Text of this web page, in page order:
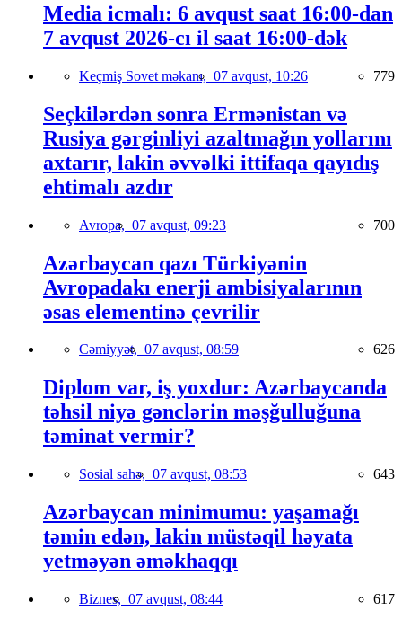
Media icmalı: 6 avqust saat 16:00-dan
7 avqust 2026-cı il saat 16:00-dək
Keçmiş Sovet məkanı, 07 avqust, 10:26 779
Seçkilərdən sonra Ermənistan və
Rusiya gərginliyi azaltmağın yollarını
axtarır, lakin əvvəlki ittifaqa qayıdış
ehtimalı azdır
Avropa, 07 avqust, 09:23 700
Azərbaycan qazı Türkiyənin
Avropadakı enerji ambisiyalarının
əsas elementinə çevrilir
Cəmiyyət, 07 avqust, 08:59 626
Diplom var, iş yoxdur: Azərbaycanda
təhsil niyə gənclərin məşğulluğuna
təminat vermir?
Sosial sahə, 07 avqust, 08:53 643
Azərbaycan minimumu: yaşamağı
təmin edən, lakin müstəqil həyata
yetməyən əməkhaqqı
Biznes, 07 avqust, 08:44 617